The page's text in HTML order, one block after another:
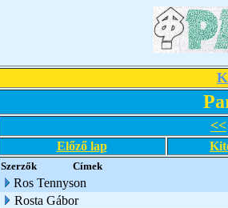
<<
Előző lap
Szerzők Címek
Ros Tennyson
Rosta Gábor